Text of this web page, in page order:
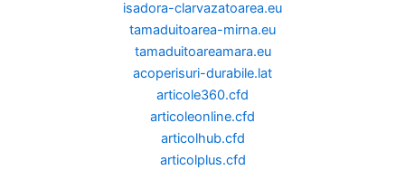
isadora-clarvazatoarea.eu
tamaduitoarea-mirna.eu
tamaduitoareamara.eu
acoperisuri-durabile.lat
articole360.cfd
articoleonline.cfd
articolhub.cfd
articolplus.cfd